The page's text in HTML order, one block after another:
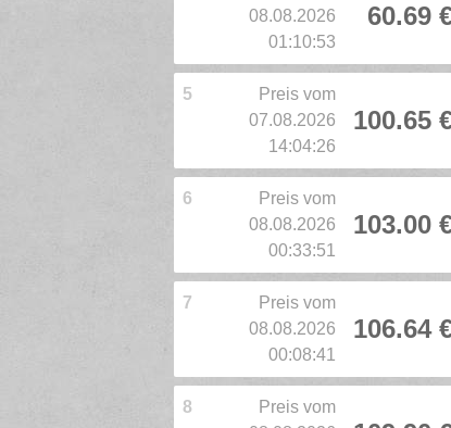
08.08.2026
01:10:53
60.69
5
Preis vom
07.08.2026
14:04:26
100.65
6
Preis vom
08.08.2026
00:33:51
103.00
7
Preis vom
08.08.2026
00:08:41
106.64
8
Preis vom